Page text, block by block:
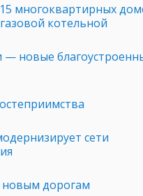
многоквартирных
котельной
— новые
сети
новым дорогам